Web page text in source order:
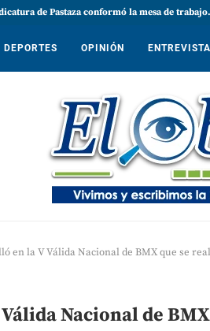
de Pastaza conformó la mesa de
DEPORTES OPINIÓN
en la V Válida Nacional de BMX que se
Nacional de